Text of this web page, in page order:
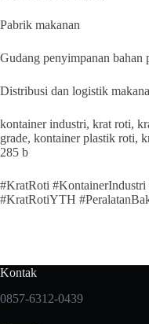
Pabrik makanan
Gudang penyimpanan bahan
Distribusi dan logistik
kontainer industri, krat roti,
grade, kontainer plastik roti,
285 b
#KratRoti
#KratRotiYTH
Kontak
0857-6312-0439